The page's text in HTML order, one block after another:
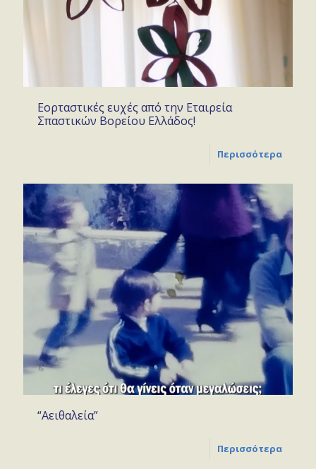
Εορταστικές ευχές από την Εταιρεία
Σπαστικών Βορείου Ελλάδος!
Περισσότερα
“Αειθαλεία”
Περισσότερα